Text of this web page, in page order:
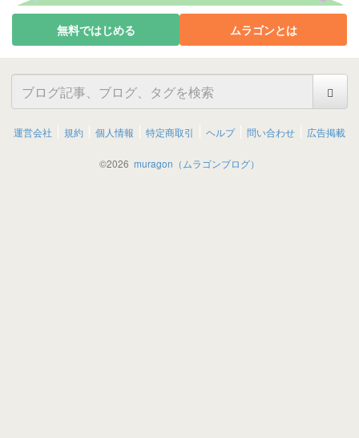
無料ではじめる ムラゴンとは
運営会社 規約 個人情報 特定商取引 ヘルプ 問い合わせ 広告掲載
©2026 muragon（ムラゴンブログ）